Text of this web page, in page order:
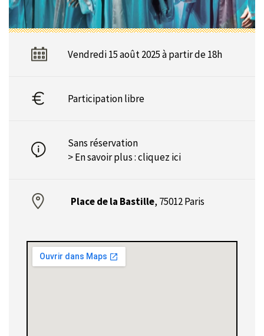
Vendredi 15 août 2025 à partir de 18h
Participation libre
Sans réservation
> En savoir plus :cliquez ici
Place de la Bastille, 75012 Paris